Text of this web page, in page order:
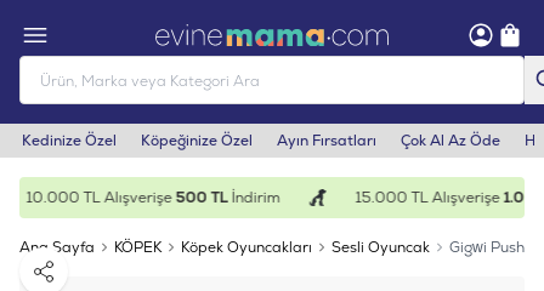
Kedinize Özel Köpeğinize Özel Ayın Fırsatları Çok Al Az Öde
10.000 TL Alışverişe500 TLİndirim 15.000 TL Alışverişe1.000
Ana Sayfa KÖPEK Köpek Oyuncakları Sesli Oyuncak
Gigwi Push
Paylaş